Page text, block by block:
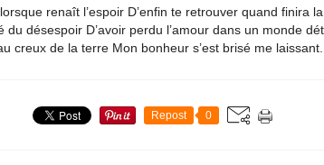
renaît l’espoir D’enfin te retrouver quand finira
du désespoir D’avoir perdu l’amour dans un monde
creux de la terre Mon bonheur s’est brisé me laissant...
Repost 0